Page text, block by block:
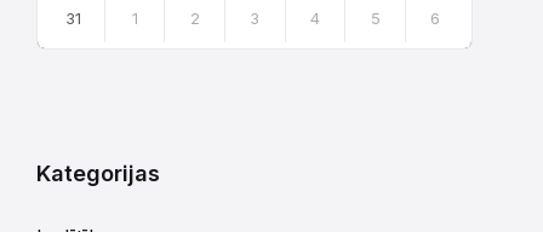
31 1 2 3 4 5 6
Kategorijas